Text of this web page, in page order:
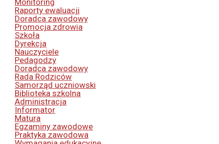
Raporty ewaluacji
Doradca zawodowy
Promocja zdrowia
Szkoła
Dyrekcja
Nauczyciele
Pedagodzy
Doradca zawodowy
Rada Rodziców
Samorząd uczniowski
Biblioteka szkolna
Administracja
Informator
Matura
Egzaminy zawodowe
Praktyka zawodowa